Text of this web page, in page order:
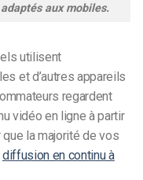
aux mobiles.
utilisent
et d’autres appareils
regardent
vidéo en ligne à partir
que la majorité de vos
diffusion en continu à